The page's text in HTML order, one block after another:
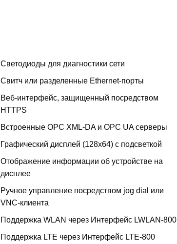
Светодиоды для диагностики сети
Свитч или разделенные Ethernet-порты
Веб-интерфейс, защищенный посредством
HTTPS
Встроенные OPC XML-DA и OPC UA серверы
Графический дисплей (128x64) с подсветкой
Отображение информации об устройстве на
дисплее
Ручное управление посредством jog dial или
VNC-клиента
Поддержка WLAN через Интерфейс LWLAN-800
Поддержка LTE через Интерфейс LTE-800